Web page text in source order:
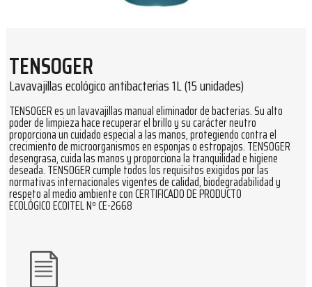
TENSOGER
Lavavajillas ecológico antibacterias 1L (15 unidades)
TENSOGER es un lavavajillas manual eliminador de bacterias. Su alto
poder de limpieza hace recuperar el brillo y su carácter neutro
proporciona un cuidado especial a las manos, protegiendo contra el
crecimiento de microorganismos en esponjas o estropajos. TENSOGER
desengrasa, cuida las manos y proporciona la tranquilidad e higiene
deseada. TENSOGER cumple todos los requisitos exigidos por las
normativas internacionales vigentes de calidad, biodegradabilidad y
respeto al medio ambiente con CERTIFICADO DE PRODUCTO
ECOLÓGICO ECOITEL Nº CE-2668